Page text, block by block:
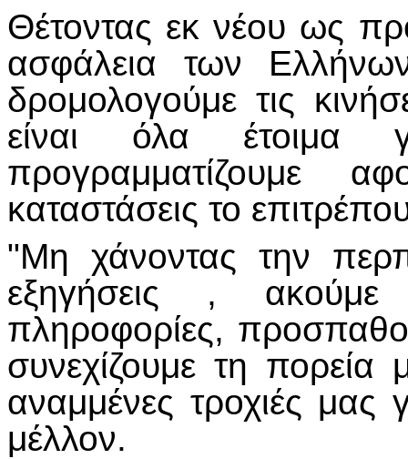
Θέτοντας εκ νέου ως
ασφάλεια των
δρομολογούμε τις
είναι όλα έτοιμα
καταστάσεις το
"Μη χάνοντας την
εξηγήσεις , ακούμε
πληροφορίες,
συνεχίζουμε τη πορεία
αναμμένες τροχιές μας
μέλλον.